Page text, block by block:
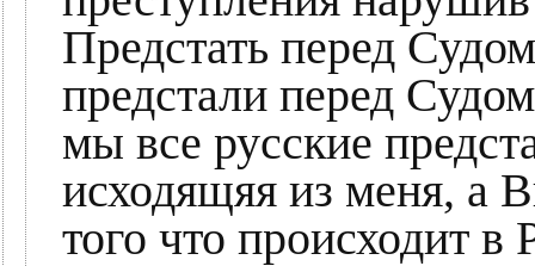
Предстать перед
предстали перед
мы все русские
исходящяя из меня, а
того что происходит в